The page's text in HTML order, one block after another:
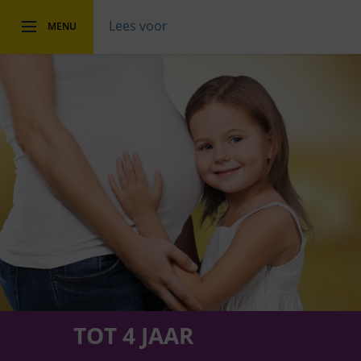
Lees voor
MENU
TOT 4 JAAR